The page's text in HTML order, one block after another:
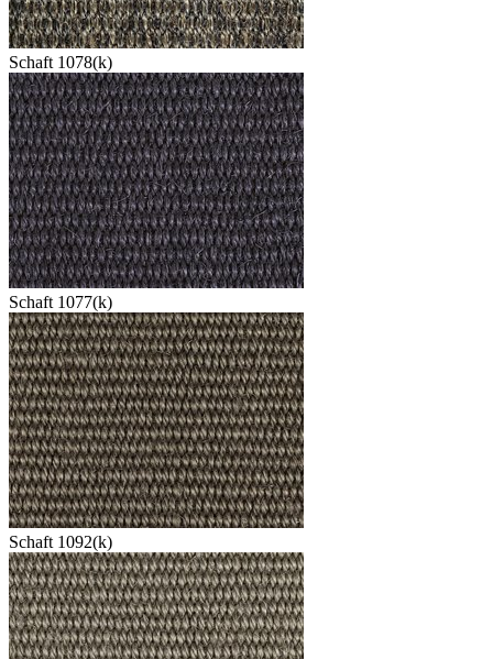
Schaft 1078(k)
Schaft 1077(k)
Schaft 1092(k)